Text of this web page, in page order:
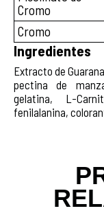
Cromo
Cromo
Ingredientes
Extracto de
pectina de
gelatina, L-
fenilalanina,